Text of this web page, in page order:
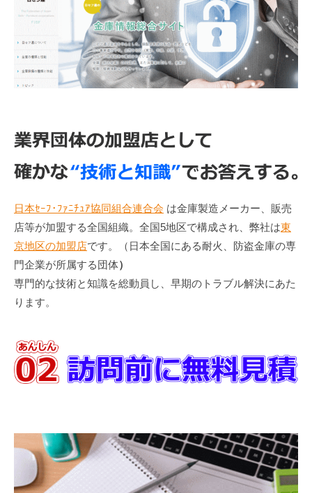
日本ｾｰﾌ･ﾌｧﾆﾁｭｱ協同組合連合会 は金庫製造メーカー、販売
店等が加盟する全国組織。全国5地区で構成され、弊社は東
京地区の加盟店です。（日本全国にある耐火、防盗金庫の専
門企業が所属する団体）
専門的な技術と知識を総動員し、早期のトラブル解決にあた
ります。